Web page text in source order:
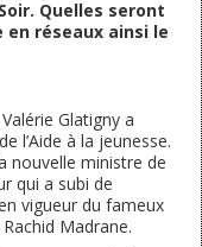
Quelles seront
réseaux ainsi le
Glatigny a
l’Aide à la jeunesse.
nouvelle ministre de
qui a subi de
vigueur du fameux
Madrane.